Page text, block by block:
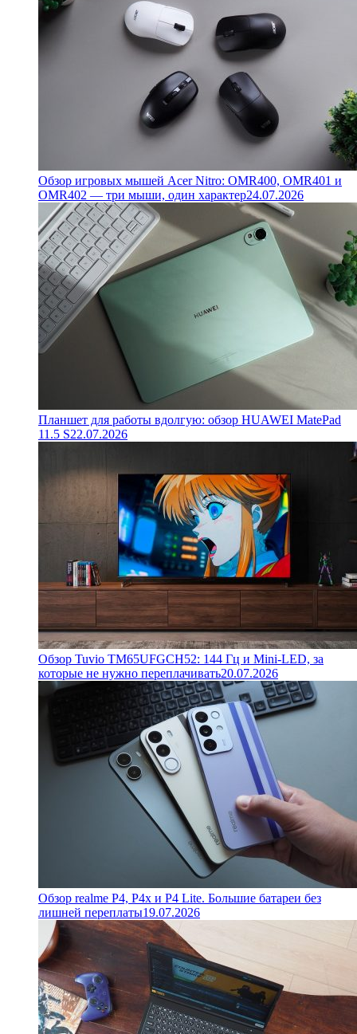
Обзор игровых мышей Acer Nitro: OMR400, OMR401 и
OMR402 — три мыши, один характер24.07.2026
Планшет для работы вдолгую: обзор HUAWEI MatePad
11.5 S22.07.2026
Обзор Tuvio TM65UFGCH52: 144 Гц и Mini-LED, за
которые не нужно переплачивать20.07.2026
Обзор realme P4, P4x и P4 Lite. Большие батареи без
лишней переплаты19.07.2026